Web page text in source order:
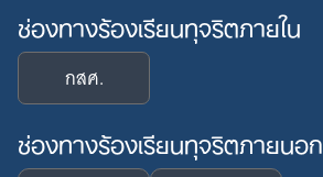
Search
for:
ช่องทางร้องเรียนทุจริตภายใน
กสศ.
ช่องทางร้องเรียนทุจริตภายนอก